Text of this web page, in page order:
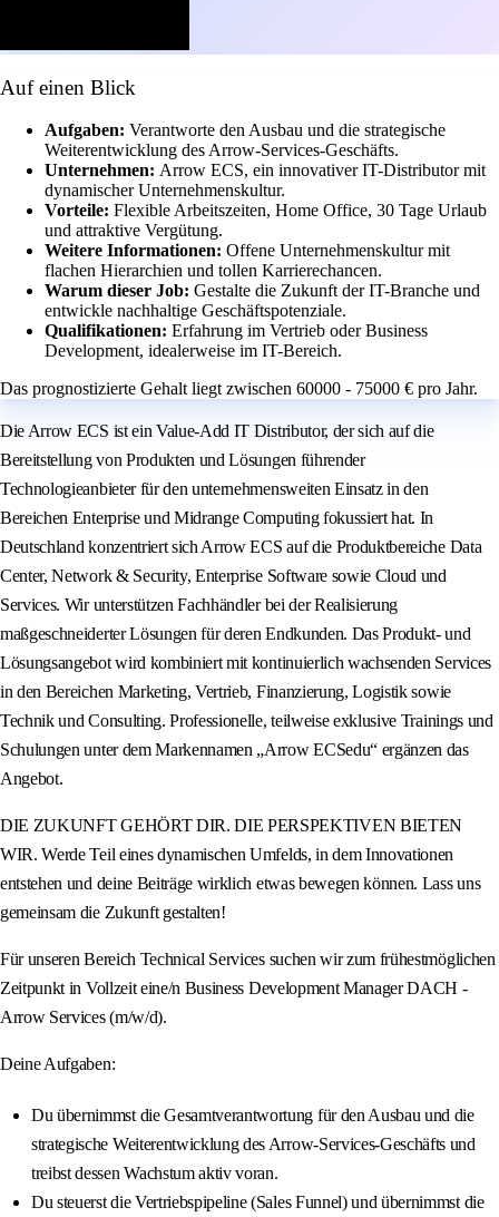
Auf einen Blick
Aufgaben: Verantworte den Ausbau und die strategische
Weiterentwicklung des Arrow-Services-Geschäfts.
Unternehmen: Arrow ECS, ein innovativer IT-Distributor mit
dynamischer Unternehmenskultur.
Vorteile: Flexible Arbeitszeiten, Home Office, 30 Tage Urlaub
und attraktive Vergütung.
Weitere Informationen: Offene Unternehmenskultur mit
flachen Hierarchien und tollen Karrierechancen.
Warum dieser Job: Gestalte die Zukunft der IT-Branche und
entwickle nachhaltige Geschäftspotenziale.
Qualifikationen: Erfahrung im Vertrieb oder Business
Development, idealerweise im IT-Bereich.
Das prognostizierte Gehalt liegt zwischen 60000 - 75000 € pro Jahr.
Die Arrow ECS ist ein Value-Add IT Distributor, der sich auf die
Bereitstellung von Produkten und Lösungen führender
Technologieanbieter für den unternehmensweiten Einsatz in den
Bereichen Enterprise und Midrange Computing fokussiert hat. In
Deutschland konzentriert sich Arrow ECS auf die Produktbereiche Data
Center, Network & Security, Enterprise Software sowie Cloud und
Services. Wir unterstützen Fachhändler bei der Realisierung
maßgeschneiderter Lösungen für deren Endkunden. Das Produkt- und
Lösungsangebot wird kombiniert mit kontinuierlich wachsenden Services
in den Bereichen Marketing, Vertrieb, Finanzierung, Logistik sowie
Technik und Consulting. Professionelle, teilweise exklusive Trainings und
Schulungen unter dem Markennamen „Arrow ECSedu“ ergänzen das
Angebot.
DIE ZUKUNFT GEHÖRT DIR. DIE PERSPEKTIVEN BIETEN
WIR. Werde Teil eines dynamischen Umfelds, in dem Innovationen
entstehen und deine Beiträge wirklich etwas bewegen können. Lass uns
gemeinsam die Zukunft gestalten!
Für unseren Bereich Technical Services suchen wir zum frühestmöglichen
Zeitpunkt in Vollzeit eine/n Business Development Manager DACH -
Arrow Services (m/w/d).
Deine Aufgaben:
Du übernimmst die Gesamtverantwortung für den Ausbau und die
strategische Weiterentwicklung des Arrow-Services-Geschäfts und
treibst dessen Wachstum aktiv voran.
Du steuerst die Vertriebspipeline (Sales Funnel) und übernimmst die